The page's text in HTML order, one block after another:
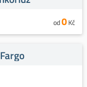
od0Kč
Fargo